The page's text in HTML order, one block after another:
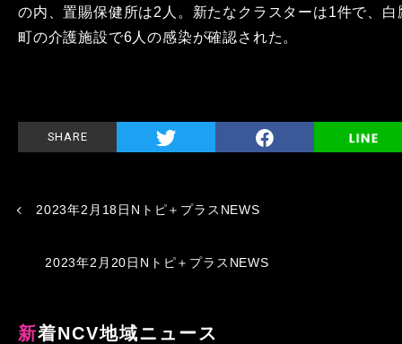
の内、置賜保健所は2人。新たなクラスターは1件で、白
町の介護施設で6人の感染が確認された。
SHARE
2023年2月18日Nトピ＋プラスNEWS
2023年2月20日Nトピ＋プラスNEWS
新着NCV地域ニュース